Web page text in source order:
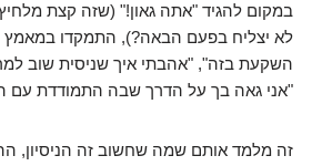
במקום להגיד "אתה גאון!" (שזה קצת
לא יצליח בפעם הבאה?), התמקדו במאמץ
השקעת בזה", "אהבתי איך שניסית שוב
"אני גאה בך על הדרך שבה התמודדת עם
זה מלמד אותם שמה שחשוב זה הניסיון,